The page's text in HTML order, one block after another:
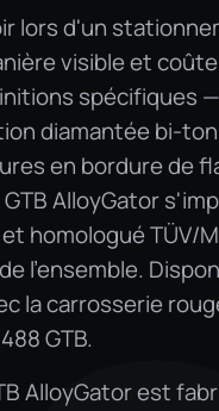
lors d'un
visible et
spécifiques
diamantée bi-
en bordure de
AlloyGator
homologué TÜV/
l'ensemble.
la carrosserie
GTB.
AlloyGator est